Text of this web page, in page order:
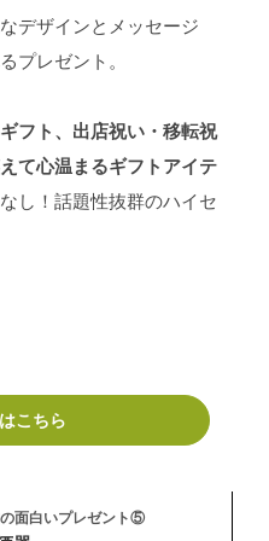
デザインとメッセージ
プレゼント。
フト、出店祝い・移転祝
て心温まるギフトアイテ
し！話題性抜群のハイセ
こちら
の面白いプレゼント⑤